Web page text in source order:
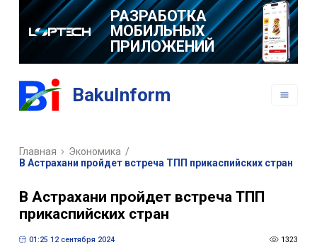
РАЗРАБОТКА
МОБИЛЬНЫХ
ПРИЛОЖЕНИЙ
BakuInform
Главная Экономика /
В Астрахани пройдет встреча ТПП прикаспийских стран
В Астрахани пройдет встреча ТПП
прикаспийских стран
01:25 12 сентября 2024 1323